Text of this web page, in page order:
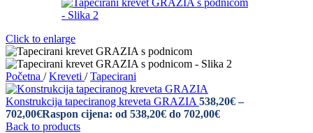
Click to enlarge
Početna / Kreveti / Tapecirani
Konstrukcija tapeciranog kreveta GRAZIA 538,20€ –
702,00€Raspon cijena: od 538,20€ do 702,00€
Back to products